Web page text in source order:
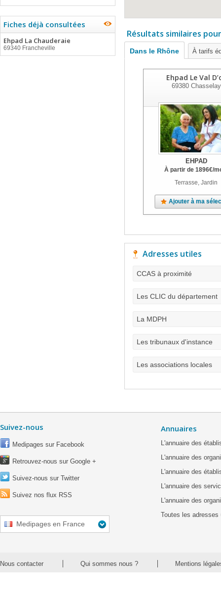
Fiches déjà consultées
Ehpad La Chauderaie
69340 Francheville
Résultats similaires
Dans le Rhône À tarifs
Ehpad Le Val
69380Chasselay
EHPAD
À partir de 1896€/
Terrasse, Jardin
Ajouter à ma
Adresses utiles
CCAS à proximité
Les CLIC du département
La MDPH
Les tribunaux d'instance
Les associations locales
Suivez-nous
Medipages sur Facebook
Retrouvez-nous sur Google +
Suivez-nous sur Twitter
Suivez nos flux RSS
Medipages en France
Annuaires
L'annuaire des
L'annuaire des
L'annuaire des
L'annuaire des
L'annuaire des
Toutes les adresses
Nous contacter Qui sommes nous ? Mentions